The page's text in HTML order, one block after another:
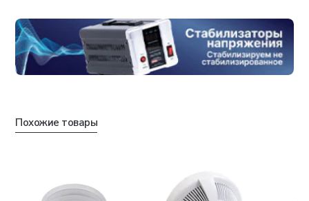
Похожие товары